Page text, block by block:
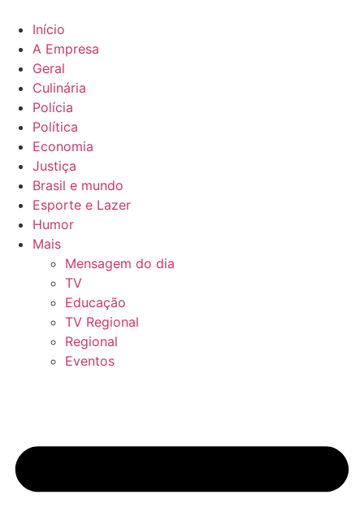
para
conteúdo
Início
A Empresa
Geral
Culinária
Polícia
Política
Economia
Justiça
Brasil e mundo
Esporte e Lazer
Humor
Mais
Mensagem do dia
TV
Educação
TV Regional
Regional
Eventos